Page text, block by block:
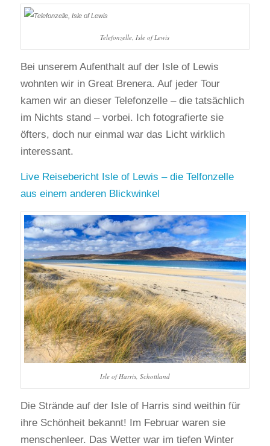
Telefonzelle, Isle of Lewis
Bei unserem Aufenthalt auf der Isle of Lewis
wohnten wir in Great Brenera. Auf jeder Tour
kamen wir an dieser Telefonzelle – die tatsächlich
im Nichts stand – vorbei. Ich fotografierte sie
öfters, doch nur einmal war das Licht wirklich
interessant.
Live Reisebericht Isle of Lewis – die Telfonzelle
aus einem anderen Blickwinkel
Isle of Harris, Schottland
Die Strände auf der Isle of Harris sind weithin für
ihre Schönheit bekannt! Im Februar waren sie
menschenleer. Das Wetter war im tiefen Winter